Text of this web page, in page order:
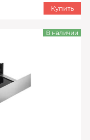
Купить
В наличии